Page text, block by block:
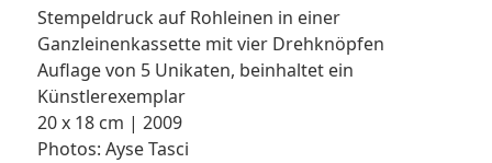
Stempeldruck auf Rohleinen in einer
Ganzleinenkassette mit vier Drehknöpfen
Auflage von 5 Unikaten, beinhaltet ein
Künstlerexemplar
20 x 18 cm | 2009
Photos: Ayse Tasci